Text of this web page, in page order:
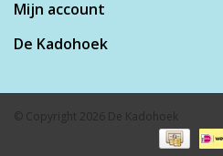
Mijn account
De Kadohoek
© Copyright 2026 De Kadohoek